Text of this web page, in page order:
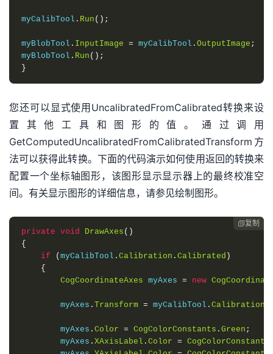
myCalibTool . Run ();
myBlobTool . InputImage = myCalibTool . OutputImage ;
myBlobTool . Run ();
}
您还可以显式使用UncalibratedFromCalibrated转换来设
置其他工具和图形的值。通过调用
GetComputedUncalibratedFromCalibratedTransform方
法可以获得此转换。下面的代码演示如何使用返回的转换来
配置一个坐标轴图形，该图形显示显示器上的最终校准空
间。有关显示图形的详细信息，请参见绘制图形。
复制
private void DrawAxes ()
{
if
( myCalibTool . Calibration . Calibrated )
{
CogCoordinateAxes myAxes = new
        myAxes
. Transform = myCalibTool . Calibration
        myAxes
. Color = CogColorConstants . Green ;
        myAxes
. XAxisLabel . Color = CogColorConstants